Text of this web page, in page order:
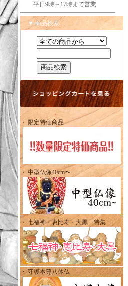
平日9時～17時まで営業
▼ 商品検索
・ 限定特価商品
・ 中型仏像40cm〜
・ 七福神・恵比寿・大黒 特集
・ 守護本尊八体仏